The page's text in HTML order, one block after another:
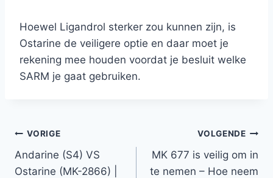
Hoewel Ligandrol sterker zou kunnen zijn, is
Ostarine de veiligere optie en daar moet je
rekening mee houden voordat je besluit welke
SARM je gaat gebruiken.
Bericht
navigatie
VORIGE
Andarine (S4) VS
Ostarine (MK-2866) |
VOLGENDE
MK 677 is veilig om in
te nemen – Hoe neem